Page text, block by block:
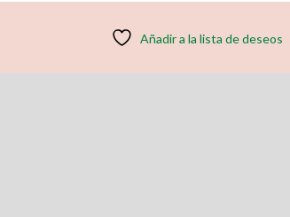
Añadir a la lista de deseos